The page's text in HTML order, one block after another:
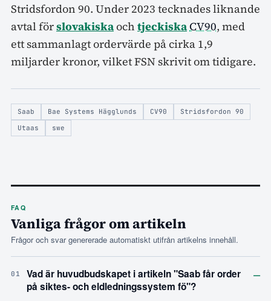
Stridsfordon 90. Under 2023 tecknades liknande
avtal förslovakiskaoch tjeckiska CV90, med
ett sammanlagt ordervärde på cirka 1,9
miljarder kronor, vilket FSN skrivit om tidigare.
Saab Bae Systems Hägglunds CV90
Stridsfordon 90
Utaas
swe
FAQ
Vanliga frågor om artikeln
Frågor och svar genererade automatiskt utifrån artikelns innehåll.
01
Vad är huvudbudskapet i artikeln "Saab får order
på siktes- och eldledningssystem fö"?
–